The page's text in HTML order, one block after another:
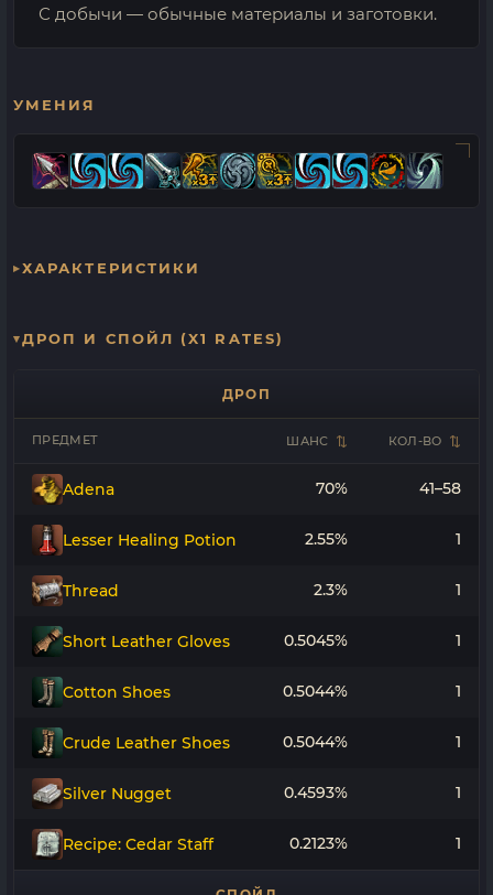
С добычи — обычные материалы и заготовки.
УМЕНИЯ
ХАРАКТЕРИСТИКИ
ДРОП И СПОЙЛ (X1 RATES)
ДРОП
ПРЕДМЕТ ШАНС КОЛ-ВО
Adena 70% 41–58
Lesser Healing Potion 2.55% 1
Thread 2.3% 1
Short Leather Gloves 0.5045% 1
Cotton Shoes 0.5044% 1
Crude Leather Shoes 0.5044% 1
Silver Nugget 0.4593% 1
Recipe: Cedar Staff 0.2123% 1